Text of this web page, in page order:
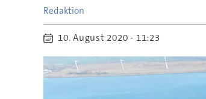
Redaktion
10. August 2020 - 11:23